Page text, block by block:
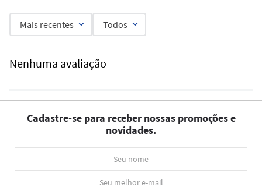
Mais recentes Todos
Nenhuma avaliação
Cadastre-se para receber nossas promoções e
novidades.